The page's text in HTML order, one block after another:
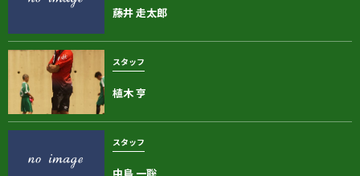
藤井 走太郎
スタッフ
植木 亨
スタッフ